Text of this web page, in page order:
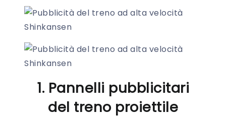
1. Pannelli pubblicitari
del treno proiettile